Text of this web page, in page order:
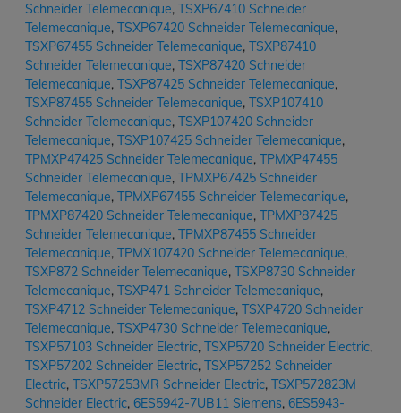
Schneider Telemecanique, TSXP67410 Schneider
Telemecanique, TSXP67420 Schneider Telemecanique,
TSXP67455 Schneider Telemecanique, TSXP87410
Schneider Telemecanique, TSXP87420 Schneider
Telemecanique, TSXP87425 Schneider Telemecanique,
TSXP87455 Schneider Telemecanique, TSXP107410
Schneider Telemecanique, TSXP107420 Schneider
Telemecanique, TSXP107425 Schneider Telemecanique,
TPMXP47425 Schneider Telemecanique, TPMXP47455
Schneider Telemecanique, TPMXP67425 Schneider
Telemecanique, TPMXP67455 Schneider Telemecanique,
TPMXP87420 Schneider Telemecanique, TPMXP87425
Schneider Telemecanique, TPMXP87455 Schneider
Telemecanique, TPMX107420 Schneider Telemecanique,
TSXP872 Schneider Telemecanique, TSXP8730 Schneider
Telemecanique, TSXP471 Schneider Telemecanique,
TSXP4712 Schneider Telemecanique, TSXP4720 Schneider
Telemecanique, TSXP4730 Schneider Telemecanique,
TSXP57103 Schneider Electric, TSXP5720 Schneider Electric,
TSXP57202 Schneider Electric, TSXP57252 Schneider
Electric, TSXP57253MR Schneider Electric, TSXP572823M
Schneider Electric, 6ES5942-7UB11 Siemens, 6ES5943-